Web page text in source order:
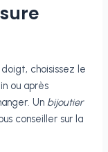
choisissez le
ou après
Un bijoutier
conseiller sur la